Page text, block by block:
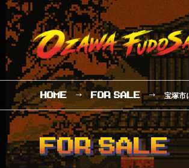
HOME FOR SALE 宝塚市
FOR SALE